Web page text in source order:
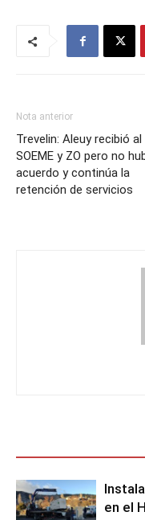
Nota anterior
Trevelin: Aleuy recibió al
SOEME y ZO pero no
acuerdo y continúa la
retención de servicios
en el